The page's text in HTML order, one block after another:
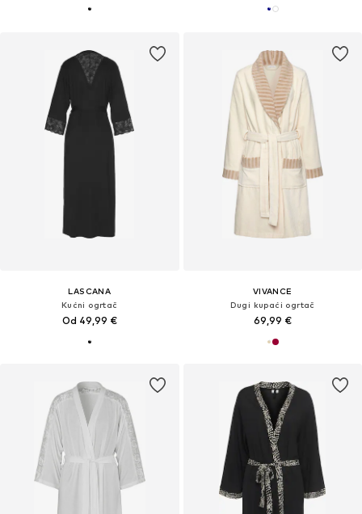
LASCANA
Kućni ogrtač
Od 49,99 €
VIVANCE
Dugi kupaći ogrtač
69,99 €